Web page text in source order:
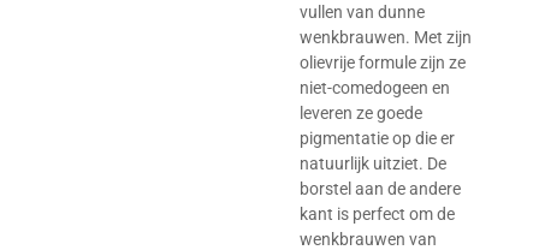
vullen van dunne
wenkbrauwen. Met zijn
olievrije formule zijn ze
niet-comedogeen en
leveren ze goede
pigmentatie op die er
natuurlijk uitziet. De
borstel aan de andere
kant is perfect om de
wenkbrauwen van